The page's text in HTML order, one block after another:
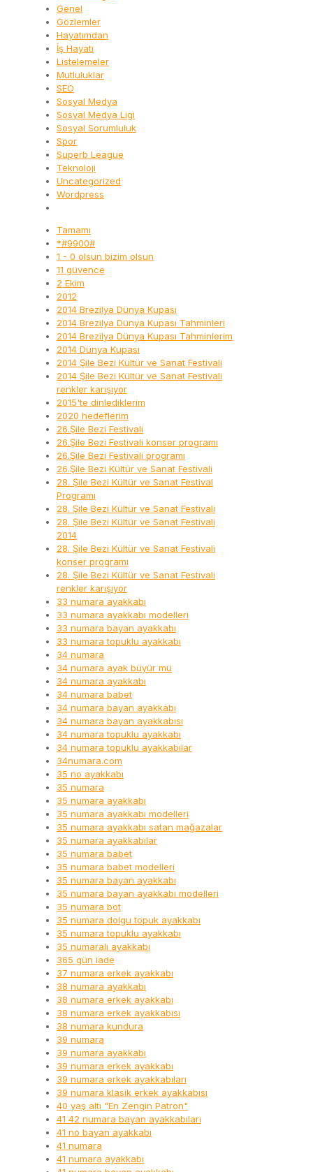
Genel
Gözlemler
Hayatımdan
İş Hayatı
Listelemeler
Mutluluklar
SEO
Sosyal Medya
Sosyal Medya Ligi
Sosyal Sorumluluk
Spor
Superb League
Teknoloji
Uncategorized
Wordpress
Tamamı
*#9900#
1 - 0 olsun bizim olsun
11 güvence
2 Ekim
2012
2014 Brezilya Dünya Kupası
2014 Brezilya Dünya Kupası Tahminleri
2014 Brezilya Dünya Kupası Tahminlerim
2014 Dünya Kupası
2014 Şile Bezi Kültür ve Sanat Festivali
2014 Şile Bezi Kültür ve Sanat Festivali
renkler karışıyor
2015'te dinlediklerim
2020 hedeflerim
26.Şile Bezi Festivali
26.Şile Bezi Festivali konser programı
26.Şile Bezi Festivali programı
26.Şile Bezi Kültür ve Sanat Festivali
28. Şile Bezi Kültür ve Sanat Festival
Programı
28. Şile Bezi Kültür ve Sanat Festivali
28. Şile Bezi Kültür ve Sanat Festivali
2014
28. Şile Bezi Kültür ve Sanat Festivali
konser programı
28. Şile Bezi Kültür ve Sanat Festivali
renkler karışıyor
33 numara ayakkabı
33 numara ayakkabı modelleri
33 numara bayan ayakkabı
33 numara topuklu ayakkabı
34 numara
34 numara ayak büyür mü
34 numara ayakkabı
34 numara babet
34 numara bayan ayakkabı
34 numara bayan ayakkabısı
34 numara topuklu ayakkabı
34 numara topuklu ayakkabılar
34numara.com
35 no ayakkabı
35 numara
35 numara ayakkabı
35 numara ayakkabı modelleri
35 numara ayakkabı satan mağazalar
35 numara ayakkabılar
35 numara babet
35 numara babet modelleri
35 numara bayan ayakkabı
35 numara bayan ayakkabı modelleri
35 numara bot
35 numara dolgu topuk ayakkabı
35 numara topuklu ayakkabı
35 numaralı ayakkabı
365 gün iade
37 numara erkek ayakkabı
38 numara ayakkabı
38 numara erkek ayakkabı
38 numara erkek ayakkabısı
38 numara kundura
39 numara
39 numara ayakkabı
39 numara erkek ayakkabı
39 numara erkek ayakkabıları
39 numara klasik erkek ayakkabısı
40 yaş altı "En Zengin Patron"
41 42 numara bayan ayakkabıları
41 no bayan ayakkabı
41 numara
41 numara ayakkabı